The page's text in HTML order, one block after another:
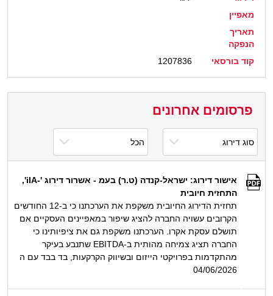
מאפיין
תאריך
הנפקה
קוד בורסאי
1207836
פרסומים אחרונים
אישור דירוג: ישראל-קנדה (ט.ר) בעמ - אשרור דירוג '-ilA',
התחזית חיובית
תחזית הדירוג החיובית משקפת את הערכתנו כי ב-12 החודשים
הקרובים עשויה החברה להציג שיפור במאפיינים העסקיים אם
תושלם עסקת אקרו. הערכתנו משקפת גם את ציפיותינו כי
החברה תציג צמיחה מהותית ב-EBITDA שתנבע בעיקר
מהתקדמות בפרויקטי הייזום ובשיווק הקרקעות, בד בבד עם ה
04/06/2026